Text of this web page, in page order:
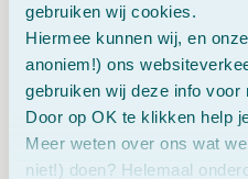
gebruiken wij cookies.
Hiermee kunnen wij, en
anoniem!) ons
gebruiken wij deze info voor
Door op OK te klikken help
Meer weten over ons wat
niet!) doen? Helemaal
Beschrijving
Gezondheidsclaims